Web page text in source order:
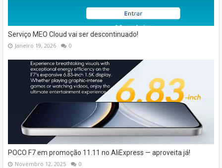
Serviço MEO Cloud vai ser descontinuado!
Janeiro 19, 2026 0
POCO F7 em promoção 11.11 no AliExpress — aproveita já!
Novembro 12, 2025 0